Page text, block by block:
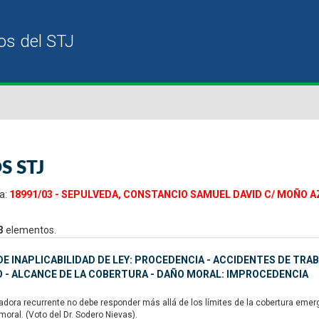
STJ
18991/03 - SEPULVEDA, CONSTANCIO SAMUEL DAVID C/ MOÑO
elementos.
INAPLICABILIDAD DE LEY: PROCEDENCIA - ACCIDENTES DE
- ALCANCE DE LA COBERTURA - DAÑO MORAL: IMPROCEDENCIA
recurrente no debe responder más allá de los límites de la cobertura
(Voto del Dr. Sodero Nievas).